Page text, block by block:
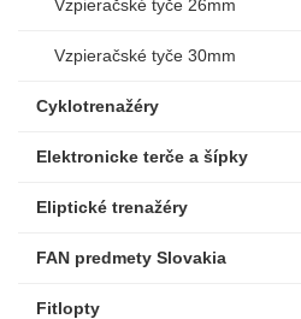
Vzpieračské tyče 26mm
Vzpieračské tyče 30mm
Cyklotrenažéry
Elektronicke terče a šípky
Eliptické trenažéry
FAN predmety Slovakia
Fitlopty